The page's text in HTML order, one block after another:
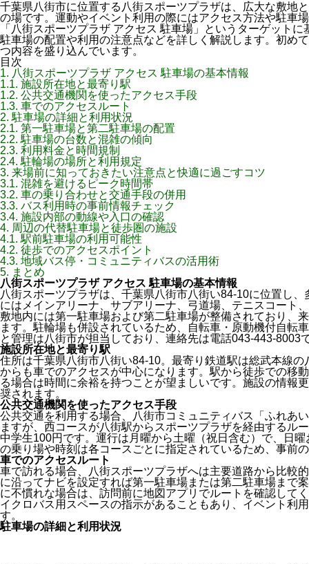
千葉県八街市に位置する八街スポーツプラザは、広大な敷地
の場です。運動やイベント利用の際にはアクセス方法や駐車
「八街スポーツプラザ アクセス 駐車場」というターゲット
駐車場の配置や利用の注意点などを詳しく解説します。初め
つ内容を盛り込んでいます。
目次
1. 八街スポーツプラザ アクセス 駐車場の基本情報
1.1. 施設所在地と最寄り駅
1.2. 公共交通機関を使ったアクセス手段
1.3. 車でのアクセスルート
2. 駐車場の詳細と利用状況
2.1. 第一駐車場と第二駐車場の配置
2.2. 駐車場の台数と混雑の傾向
2.3. 利用料金と時間規制
2.4. 駐輪場の場所と利用規定
3. 来場前に知っておきたい注意点と快適に過ごすコツ
3.1. 混雑を避けるピーク時間帯
3.2. 車の乗り合わせと交通手段の併用
3.3. バス利用時の事前情報チェック
3.4. 施設内部の動線や入口の確認
4. 周辺の代替駐車場と徒歩圏の施設
4.1. 駅前駐車場の利用可能性
4.2. 徒歩でのアクセスポイント
4.3. 地域バス停・コミュニティバスの活用術
5. まとめ
八街スポーツプラザ アクセス 駐車場の基本情報
八街スポーツプラザは、千葉県八街市八街い84‐10に位置し
にはメインアリーナ、サブアリーナ、弓道場、テニスコート
敷地内には第一駐車場および第二駐車場が整備されており、
ます。駐輪場も併設されているため、自転車・原動機付自転
と管理は八街市が担当しており、連絡先は電話043‐443‐8003
施設所在地と最寄り駅
住所は千葉県八街市八街い84‐10。最寄り鉄道駅は総武本線
からも車でのアクセスが中心になります。駅から徒歩での移
る場合は時間に余裕を持つことが望ましいです。施設の情報
奨されます。
公共交通機関を使ったアクセス手段
公共交通を利用する場合、八街市コミュニティバス「ふれあ
ますが、西コースが八街駅からスポーツプラザを経由するル
中学生100円です。運行は月曜から土曜（祝日含む）で、日
の乗り場や時刻は各コースごとに指定されているため、事前
車でのアクセスルート
車で訪れる場合、八街スポーツプラザへは主要道路から比較
に沿ってナビを設定すれば第一駐車場または第二駐車場まで
に不慣れな場合は、訪問前に地図アプリでルートを確認して
イクロバス用スペースの指示があることもあり、イベント利
す。
駐車場の詳細と利用状況